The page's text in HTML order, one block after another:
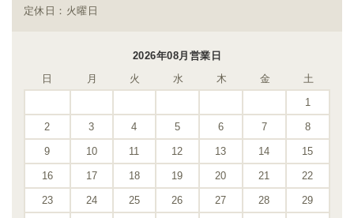
定休日：火曜日
2026年08月営業日
日
月 火 水 木 金
土
1
2 3 4 5 6 7 8
9 10 11 12 13 14 15
16 17 18 19 20 21 22
23 24 25 26 27 28 29